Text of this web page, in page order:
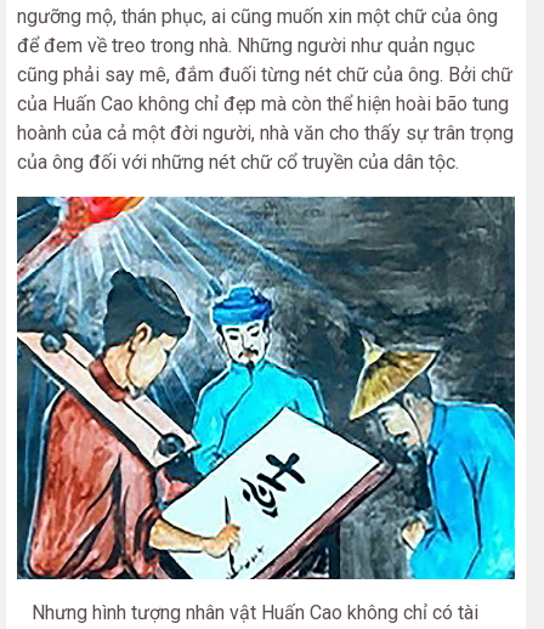
ngưỡng mộ, thán phục, ai cũng muốn xin một chữ của ông
để đem về treo trong nhà. Những người như quản ngục
cũng phải say mê, đắm đuối từng nét chữ của ông. Bởi chữ
của Huấn Cao không chỉ đẹp mà còn thể hiện hoài bão tung
hoành của cả một đời người, nhà văn cho thấy sự trân trọng
của ông đối với những nét chữ cổ truyền của dân tộc.
Nhưng hình tượng nhân vật Huấn Cao không chỉ có tài